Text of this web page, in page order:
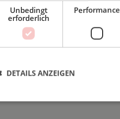
Unbedingt
erforderlich
Performance
DETAILS ANZEIGEN